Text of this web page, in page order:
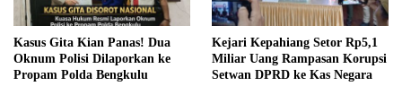
Kasus Gita Kian Panas! Dua
Oknum Polisi Dilaporkan ke
Propam Polda Bengkulu
Kejari Kepahiang Setor Rp5,1
Miliar Uang Rampasan Korupsi
Setwan DPRD ke Kas Negara